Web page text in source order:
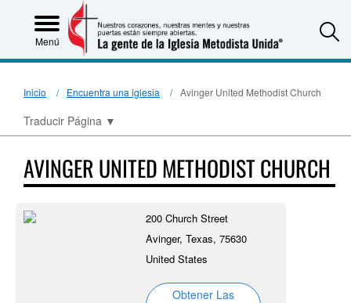
Menú
Inicio Encuentra una iglesia Avinger United Methodist Church
Traducir Página ▼
AVINGER UNITED METHODIST CHURCH
200 Church Street
Avinger, Texas, 75630
United States
Obtener Las